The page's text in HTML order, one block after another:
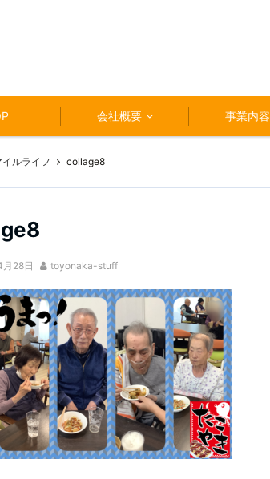
会社概要 事業内容
ルライフ collage8
28日 toyonaka-stuff